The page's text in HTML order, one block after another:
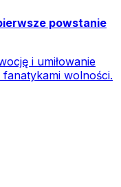
powstanie
i umiłowanie
wolności.